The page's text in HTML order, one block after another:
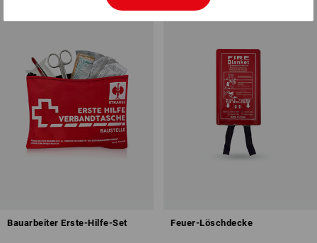
Bauarbeiter Erste-Hilfe-Set Feuer-Löschdecke